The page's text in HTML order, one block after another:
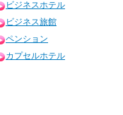
ビジネスホテル
ビジネス旅館
ペンション
カプセルホテル